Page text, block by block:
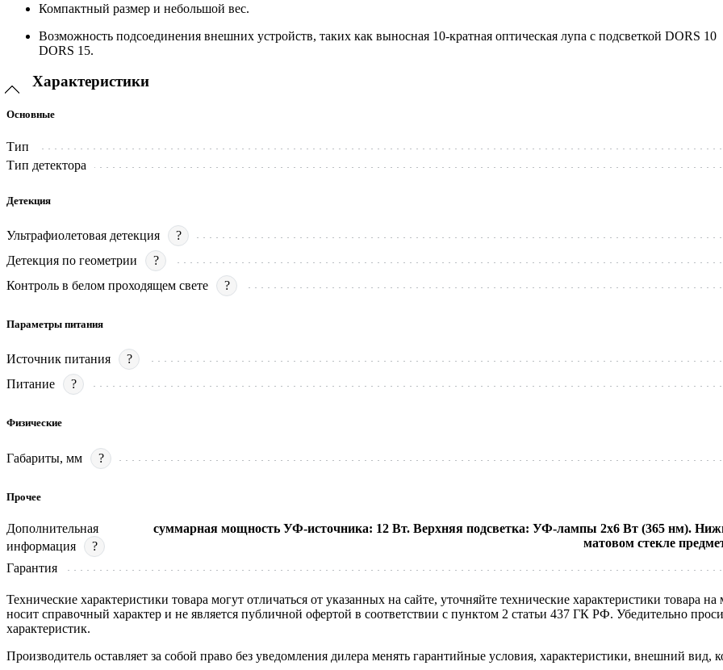
Компактный размер и небольшой вес.
Возможность подсоединения внешних устройств, таких как выносная 10-кратная оптическая лупа с подсветкой DORS
DORS 15.
Характеристики
Основные
Тип
Тип детектора
Детекция
Ультрафиолетовая детекция
?
Детекция по геометрии
?
Контроль в белом проходящем свете
?
Параметры питания
Источник питания
?
Питание
?
Физические
Габариты, мм ?
Прочее
Дополнительная
информация
?
суммарная мощность УФ-источника: 12 Вт. Верхняя подсветка: УФ-лампы 2х6 Вт (365 нм).
матовом стекле
Гарантия
Технические характеристики товара могут отличаться от указанных на сайте, уточняйте технические характеристики
носит справочный характер и не является публичной офертой в соответствии с пунктом 2 статьи 437 ГК РФ. Убедительно
характеристик.
Производитель оставляет за собой право без уведомления дилера менять гарантийные условия, характеристики, внешний вид,